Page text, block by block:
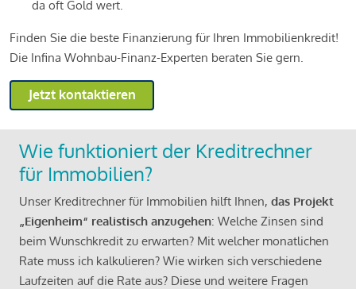
da oft Gold wert.
Finden Sie die beste Finanzierung für Ihren Immobilienkredit!
Die Infina Wohnbau-Finanz-Experten beraten Sie gern.
Jetzt kontaktieren
Wie funktioniert der Kreditrechner
für Immobilien?
Unser Kreditrechner für Immobilien hilft Ihnen, das Projekt
„Eigenheim“ realistisch anzugehen: Welche Zinsen sind
beim Wunschkredit zu erwarten? Mit welcher monatlichen
Rate muss ich kalkulieren? Wie wirken sich verschiedene
Laufzeiten auf die Rate aus? Diese und weitere Fragen